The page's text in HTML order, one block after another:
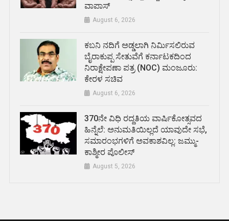
ವಾಪಾಸ್
August 6, 2026
ಕಬನಿ ನದಿಗೆ ಅಡ್ಡಲಾಗಿ ನಿರ್ಮಿಸಲಿರುವ
ಬೈರಾಕುಪ್ಪ ಸೇತುವೆಗೆ ಕರ್ನಾಟಕದಿಂದ
ನಿರಾಕ್ಷೇಪಣಾ ಪತ್ರ (NOC) ಮಂಜೂರು:
ಕೇರಳ ಸಚಿವ
August 6, 2026
370ನೇ ವಿಧಿ ರದ್ದತಿಯ ವಾರ್ಷಿಕೋತ್ಸವದ
ಹಿನ್ನೆಲೆ: ಅನುಮತಿಯಿಲ್ಲದೆ ಯಾವುದೇ ಸಭೆ,
ಸಮಾರಂಭಗಳಿಗೆ ಅವಕಾಶವಿಲ್ಲ: ಜಮ್ಮು-
ಕಾಶ್ಮೀರ ಪೊಲೀಸ್
August 5, 2026